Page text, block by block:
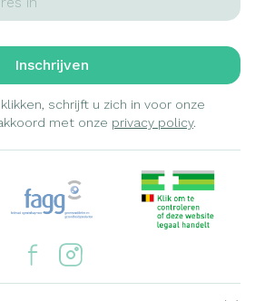
Inschrijven
schrijft u zich in voor onze
met onze privacy policy.